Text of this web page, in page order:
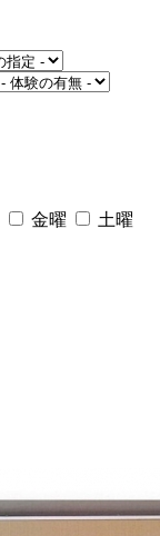
金曜 土曜